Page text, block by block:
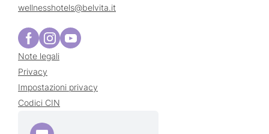
wellnesshotels@belvita.it
Note legali
Privacy
Impostazioni privacy
Codici CIN